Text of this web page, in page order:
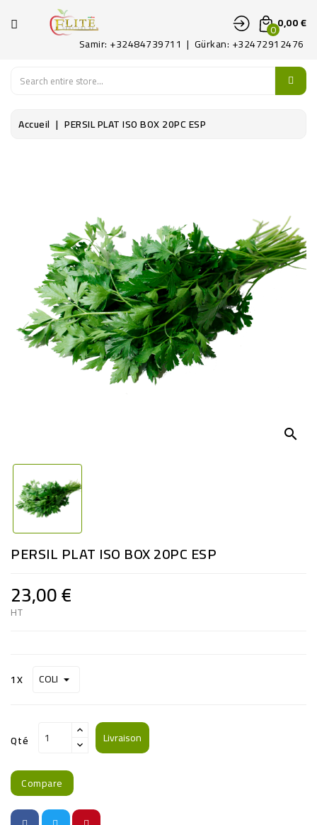
CATÉGORIE
LEGUMES
CONTACTEZ-
00,00 €
Samir: +32484739711 | Gürkan: +32472912476
Accueil PERSIL PLAT ISO BOX 20PC ESP
search
PERSIL PLAT ISO BOX 20PC ESP
23,00 €
HT
1X
Qté Livraison
Compare